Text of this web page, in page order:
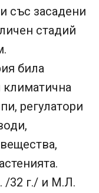
със засадени
стадий
била
климатична
регулатори
/32 г./ и М.Л.